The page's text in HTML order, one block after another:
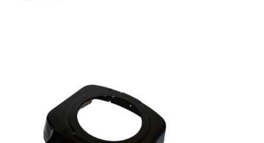
Italiano